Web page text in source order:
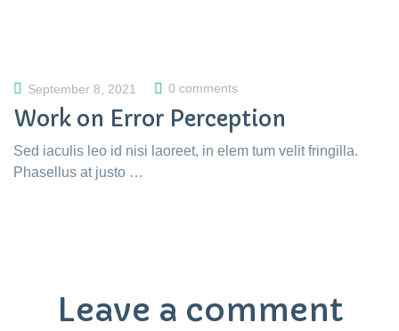
September 8, 2021 0 comments
Work on Error Perception
Sed iaculis leo id nisi laoreet, in elem tum velit fringilla.
Phasellus at justo …
Leave a comment